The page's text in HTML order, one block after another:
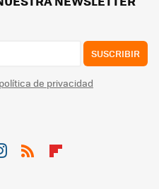
SUSCRIBIR
política de privacidad